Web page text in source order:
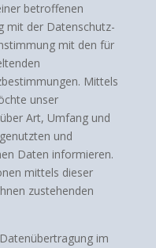
betroffenen
mit der Datenschutz-
mit den für
Mittels
unser
Art, Umfang und
und
Daten informieren.
mittels dieser
zustehenden
im